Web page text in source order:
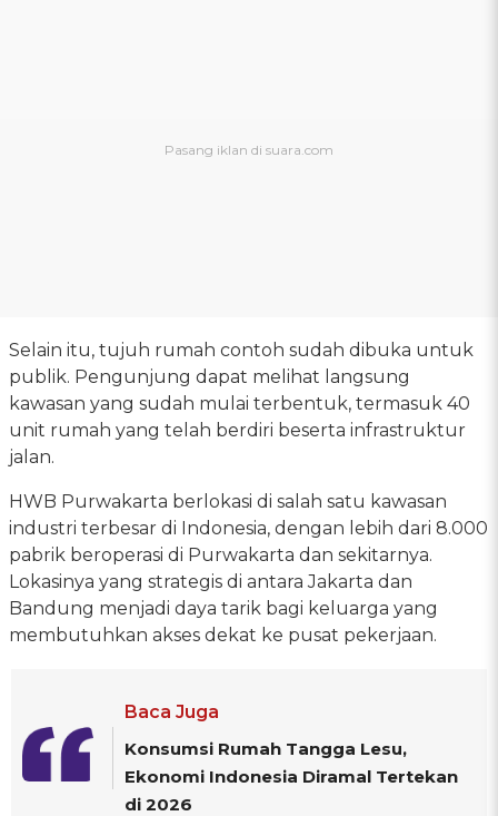
Selain itu, tujuh rumah contoh sudah dibuka untuk
publik. Pengunjung dapat melihat langsung
kawasan yang sudah mulai terbentuk, termasuk 40
unit rumah yang telah berdiri beserta infrastruktur
jalan.
HWB Purwakarta berlokasi di salah satu kawasan
industri terbesar di Indonesia, dengan lebih dari 8.000
pabrik beroperasi di Purwakarta dan sekitarnya.
Lokasinya yang strategis di antara Jakarta dan
Bandung menjadi daya tarik bagi keluarga yang
membutuhkan akses dekat ke pusat pekerjaan.
Baca Juga
Konsumsi Rumah Tangga Lesu,
Ekonomi Indonesia Diramal Tertekan
di 2026